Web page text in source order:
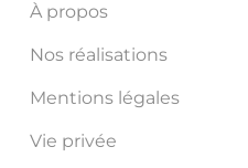
À propos
Nos réalisations
Mentions légales
Vie privée